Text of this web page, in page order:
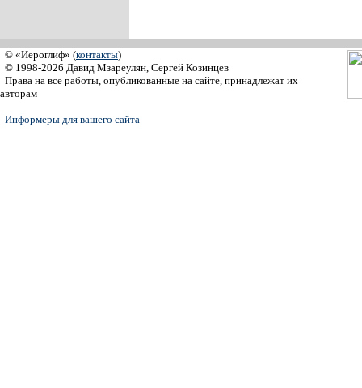
© «Иероглиф» (контакты)
© 1998-2026 Давид Мзареулян, Сергей Козинцев
Права на все работы, опубликованные на сайте, принадлежат их
авторам
Информеры для вашего сайта